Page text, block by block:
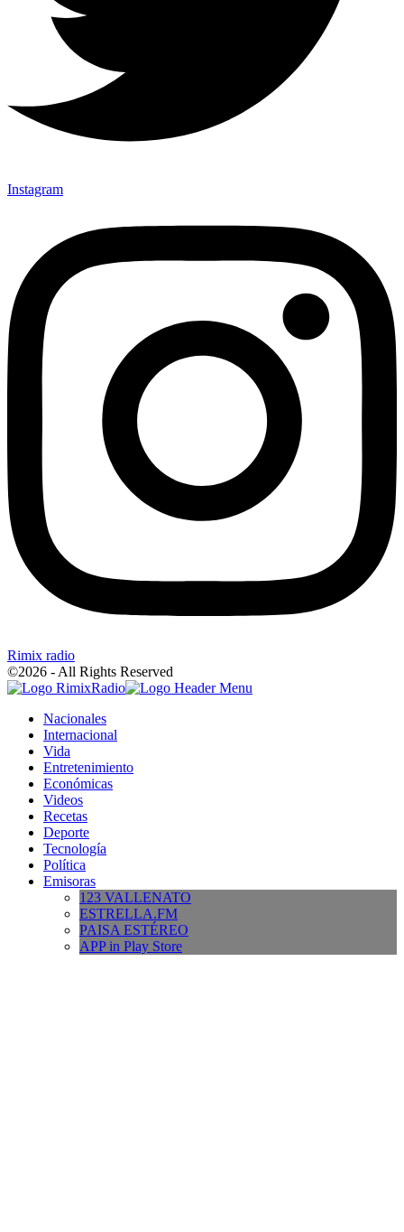
Instagram
Rimix radio
©2026 - All Rights Reserved
Nacionales
Internacional
Vida
Entretenimiento
Económicas
Videos
Recetas
Deporte
Tecnología
Política
Emisoras
123 VALLENATO
ESTRELLA.FM
PAISA ESTÉREO
APP in Play Store